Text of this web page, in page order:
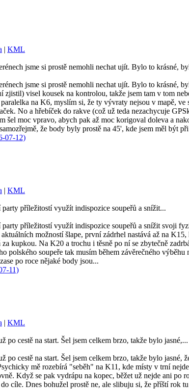
| KML
jsme si prostě nemohli nechat ujít. Bylo to krásné,
jsme si prostě nemohli nechat ujít. Bylo to krásné,
visel kousek na kontrolou, takže jsem tam v tom
na K6, myslím si, že ty vývraty nejsou v mapě,
No a hřebíček do rakve (což už teda nezachycuje
šel moc vpravo, abych pak až moc korigoval doleva a
že body byly prostě na 45', kde jsem měl být
| KML
příležitostí využít indispozice soupeřů a snížit...
příležitostí využít indispozice soupeřů a snížit svoji
možností šlape, první zádrhel nastává až na
kupkou. Na K20 a trochu i těsně po ní se zbytečně
polského soupeře tak musím během závěrečného
po roce nějaké body jsou...
| KML
cestě na start. Šel jsem celkem brzo, takže bylo jasné,...
cestě na start. Šel jsem celkem brzo, takže bylo
mě rozebírá "seběh" na K11, kde místy v trní
Když se pak vydrápu na kopec, běžet už nejde ani po
cíle. Dnes bohužel prostě ne, ale slibuju si, že příští rok